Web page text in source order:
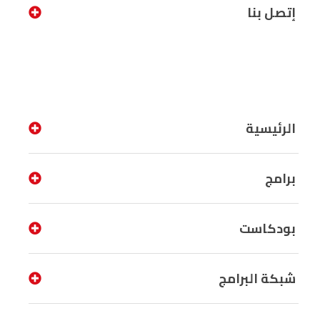
إتصل بنا
الرئيسية
برامج
بودكاست
شبكة البرامج